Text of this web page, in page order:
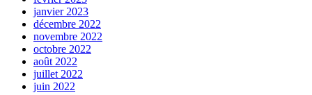
janvier 2023
décembre 2022
novembre 2022
octobre 2022
août 2022
juillet 2022
juin 2022